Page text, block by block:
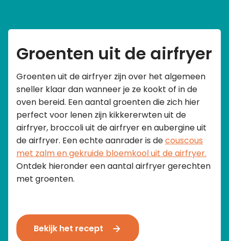
Groenten uit de airfryer
Groenten uit de airfryer zijn over het algemeen
sneller klaar dan wanneer je ze kookt of in de
oven bereid. Een aantal groenten die zich hier
perfect voor lenen zijn kikkererwten uit de
airfryer, broccoli uit de airfryer en aubergine uit
de airfryer. Een echte aanrader is decouscous
met zalm en gekruide bloemkool uit de airfryer.
Ontdek hieronder een aantal airfryer gerechten
met groenten.
Bekijk het recept